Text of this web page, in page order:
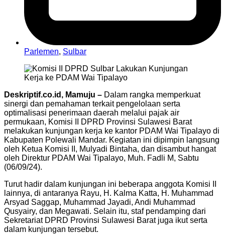
Parlemen, Sulbar
Deskriptif.co.id, Mamuju – Dalam rangka memperkuat
sinergi dan pemahaman terkait pengelolaan serta
optimalisasi penerimaan daerah melalui pajak air
permukaan, Komisi II DPRD Provinsi Sulawesi Barat
melakukan kunjungan kerja ke kantor PDAM Wai Tipalayo di
Kabupaten Polewali Mandar. Kegiatan ini dipimpin langsung
oleh Ketua Komisi II, Mulyadi Bintaha, dan disambut hangat
oleh Direktur PDAM Wai Tipalayo, Muh. Fadli M, Sabtu
(06/09/24).
Turut hadir dalam kunjungan ini beberapa anggota Komisi II
lainnya, di antaranya Rayu, H. Kalma Katta, H. Muhammad
Arsyad Saggap, Muhammad Jayadi, Andi Muhammad
Qusyairy, dan Megawati. Selain itu, staf pendamping dari
Sekretariat DPRD Provinsi Sulawesi Barat juga ikut serta
dalam kunjungan tersebut.